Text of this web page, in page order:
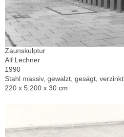
Zaunskulptur
Alf Lechner
1990
Stahl massiv, gewalzt, gesägt, verzinkt
220 x 5.200 x 30 cm